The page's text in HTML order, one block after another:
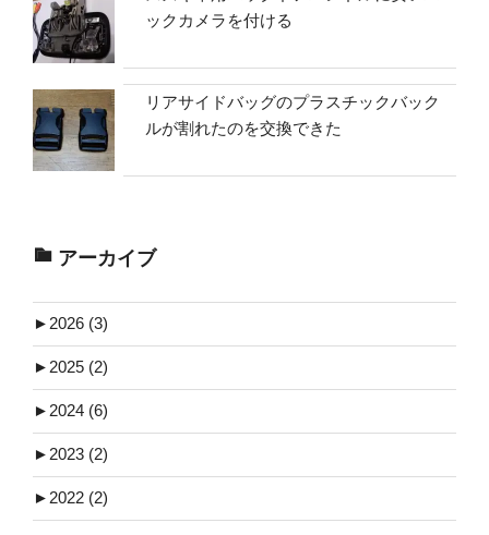
ックカメラを付ける
リアサイドバッグのプラスチックバック
ルが割れたのを交換できた
アーカイブ
► 2026 (3)
► 2025 (2)
► 2024 (6)
► 2023 (2)
► 2022 (2)